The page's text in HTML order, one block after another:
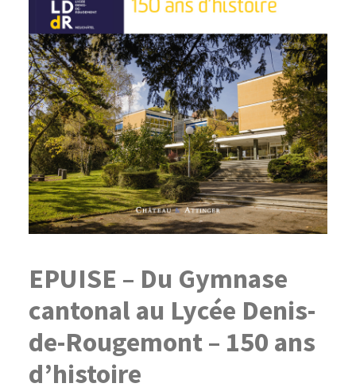
EPUISE – Du Gymnase
cantonal au Lycée Denis-
de-Rougemont – 150 ans
d’histoire